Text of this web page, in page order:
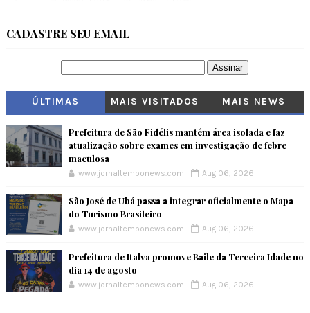
CADASTRE SEU EMAIL
ÚLTIMAS MAIS VISITADOS MAIS NEWS
Prefeitura de São Fidélis mantém área isolada e faz
atualização sobre exames em investigação de febre
maculosa
www.jornaltemponews.com Aug 06, 2026
São José de Ubá passa a integrar oficialmente o Mapa
do Turismo Brasileiro
www.jornaltemponews.com Aug 06, 2026
Prefeitura de Italva promove Baile da Terceira Idade no
dia 14 de agosto
www.jornaltemponews.com Aug 06, 2026